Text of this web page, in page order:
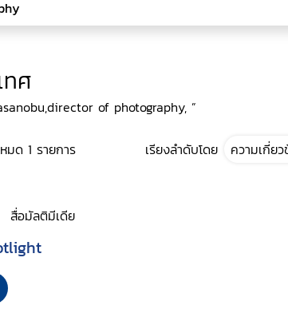
ศ
of photography, ”
มด 1 รายการ เรียงลำดับโดย
สื่อมัลติมีเดีย